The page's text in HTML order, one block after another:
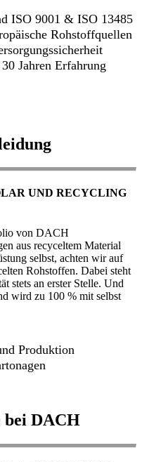
ISO 9001 & ISO 13485
Rohstoffquellen
Jahren Erfahrung
UND RECYCLING
von DACH
aus recyceltem Material
selbst, achten wir auf
Rohstoffen. Dabei steht
stets an erster Stelle. Und
wird zu 100 % mit selbst
Produktion
bei DACH